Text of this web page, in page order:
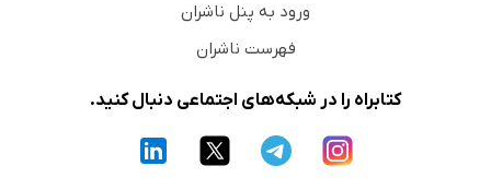
ورود به پنل ناشران
فهرست ناشران
کتابراه را در شبکه‌های اجتماعی دنبال کنید.